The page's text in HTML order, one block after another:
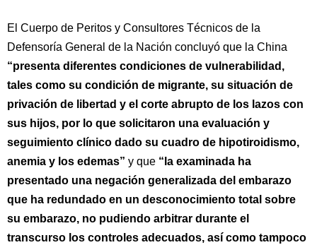
El Cuerpo de Peritos y Consultores Técnicos de la
Defensoría General de la Nación concluyó que la China
“presenta diferentes condiciones de vulnerabilidad,
tales como su condición de migrante, su situación de
privación de libertad y el corte abrupto de los lazos con
sus hijos, por lo que solicitaron una evaluación y
seguimiento clínico dado su cuadro de hipotiroidismo,
anemia y los edemas” y que “la examinada ha
presentado una negación generalizada del embarazo
que ha redundado en un desconocimiento total sobre
su embarazo, no pudiendo arbitrar durante el
transcurso los controles adecuados, así como tampoco